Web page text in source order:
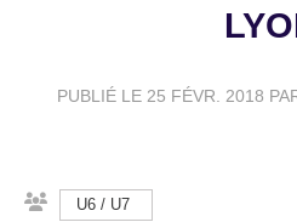
PUBLIÉ LE 25 FÉVR. 2018
U6 / U7